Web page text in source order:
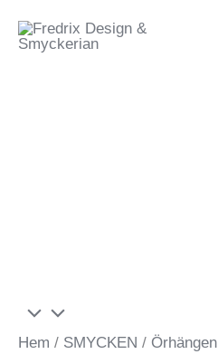
Hem / SMYCKEN / Örhängen